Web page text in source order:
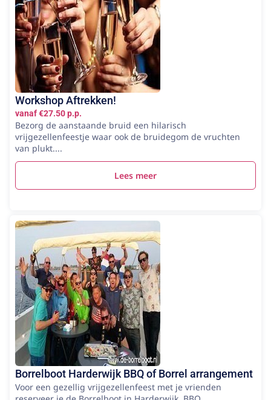
Workshop Aftrekken!
vanaf €27.50 p.p.
Bezorg de aanstaande bruid een hilarisch
vrijgezellenfeestje waar ook de bruidegom de vruchten
van plukt....
Lees meer
Borrelboot Harderwijk BBQ of Borrel arrangement
Voor een gezellig vrijgezellenfeest met je vrienden